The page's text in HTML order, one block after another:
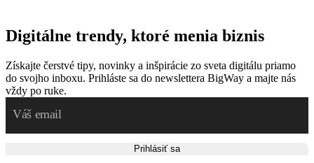
Digitálne trendy, ktoré menia biznis
Získajte čerstvé tipy, novinky a inšpirácie zo sveta digitálu priamo
do svojho inboxu. Prihláste sa do newslettera BigWay a majte nás
vždy po ruke.
Prihlásiť sa